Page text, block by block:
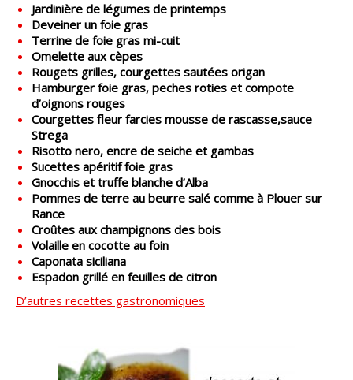
Jardinière de légumes de printemps
Deveiner un foie gras
Terrine de foie gras mi-cuit
Omelette aux cèpes
Rougets grilles, courgettes sautées origan
Hamburger foie gras, peches roties et compote
d’oignons rouges
Courgettes fleur farcies mousse de rascasse,sauce
Strega
Risotto nero, encre de seiche et gambas
Sucettes apéritif foie gras
Gnocchis et truffe blanche d’Alba
Pommes de terre au beurre salé comme à Plouer sur
Rance
Croûtes aux champignons des bois
Volaille en cocotte au foin
Caponata siciliana
Espadon grillé en feuilles de citron
D’autres recettes gastronomiques